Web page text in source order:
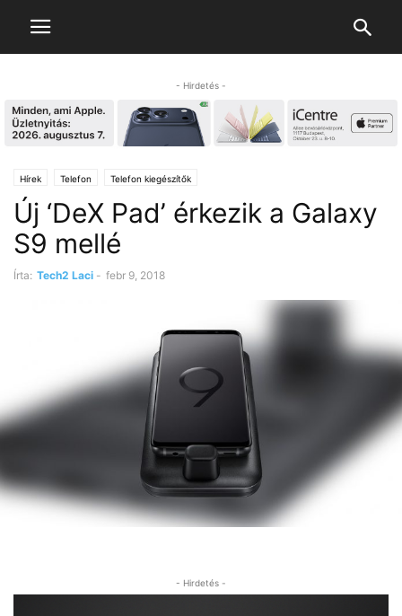
- Hirdetés -
Hírek Telefon Telefon kiegészítők
Új ‘DeX Pad’ érkezik a Galaxy
S9 mellé
Írta: Tech2 Laci - febr 9, 2018
- Hirdetés -